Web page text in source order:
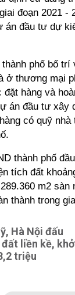
đoạn 2021 -
án đầu tư dự
phố bố trí
ở thương mại
hàng và
án đầu tư xây
có quỹ nhà
thành phố
tích đất
m2 sàn
thành trong
Hà Nội đấu
liền kề,
triệu